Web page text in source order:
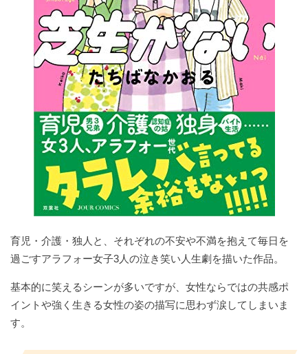
育児・介護・独人と、それぞれの不安や不満を抱えて毎日を
過ごすアラフォー女子3人の泣き笑い人生劇を描いた作品。
基本的に笑えるシーンが多いですが、女性ならではの共感ポ
イントや強く生きる女性の姿の描写に思わず涙してしまいま
す。